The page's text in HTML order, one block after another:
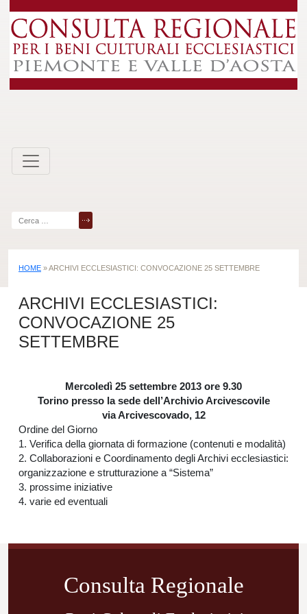
to
content
per:
HOME »ARCHIVI ECCLESIASTICI: CONVOCAZIONE 25 SETTEMBRE
ARCHIVI ECCLESIASTICI:
CONVOCAZIONE 25
SETTEMBRE
Mercoledì 25 settembre 2013 ore 9.30
Torino presso la sede dell’Archivio Arcivescovile
via Arcivescovado, 12
Ordine del Giorno
1. Verifica della giornata di formazione (contenuti e modalità)
2. Collaborazioni e Coordinamento degli Archivi ecclesiastici:
organizzazione e strutturazione a “Sistema”
3. prossime iniziative
4. varie ed eventuali
Navigazione
Consulta Regionale